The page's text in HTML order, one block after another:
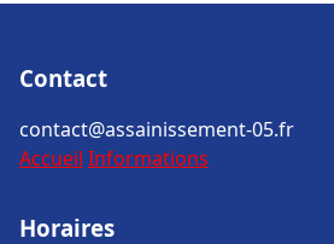
Contact
contact@assainissement-05.fr
Accueil Informations
Horaires